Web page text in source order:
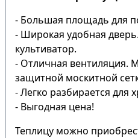
- Большая площадь для
- Широкая удобная
культиватор.
- Отличная вентиляция.
защитной москитной
- Легко разбирается для
- Выгодная цена!
Теплицу можно